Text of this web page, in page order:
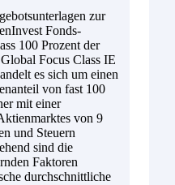
zur
Fonds-
100 Prozent der
Focus Class IE
es sich um einen
von fast 100
mit einer
von 9
und Steuern
sind die
Faktoren
durchschnittliche